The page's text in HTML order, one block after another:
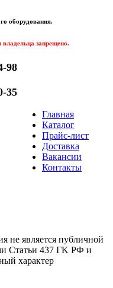
оборудования.
владельца запрещено.
98
35
Главная
Каталог
Прайс-лист
Доставка
Вакансии
Контакты
не является публичной
Статьи 437 ГK РФ и
характер